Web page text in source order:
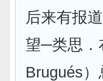
后来有报
望─类思．
Brugués